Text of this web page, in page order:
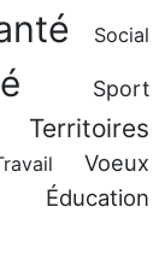
Social
Sport
Territoires
Voeux
Éducation